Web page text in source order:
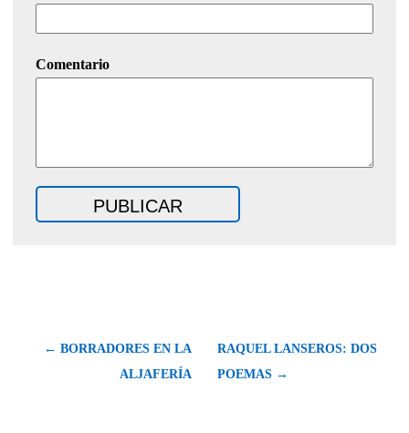
Comentario
← BORRADORES EN LA
ALJAFERÍA
RAQUEL LANSEROS: DOS
POEMAS →